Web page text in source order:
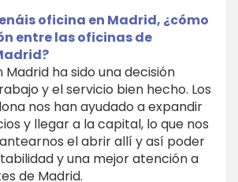
oficina en Madrid, ¿cómo
entre las oficinas de
ha sido una decisión
y el servicio bien hecho. Los
nos han ayudado a expandir
y llegar a la capital, lo que nos
el abrir allí y así poder
y una mejor atención a
de Madrid.